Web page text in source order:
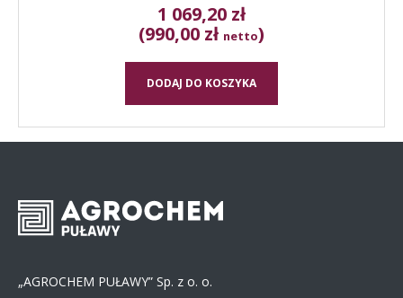
1 069,20 zł
(990,00 zł netto)
DODAJ DO KOSZYKA
„AGROCHEM PUŁAWY” Sp. z o. o.